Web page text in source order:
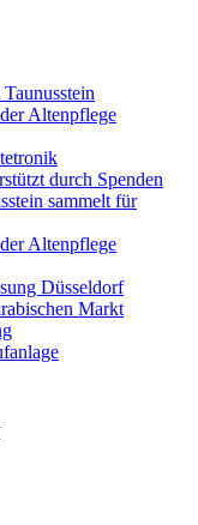
Altenpflege
durch Spenden
sammelt für
Altenpflege
Düsseldorf
Markt